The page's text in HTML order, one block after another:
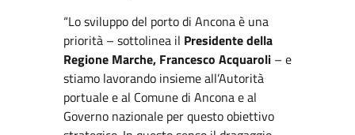
“Lo sviluppo del porto di Ancona è una
priorità – sottolinea il Presidente della
Regione Marche, Francesco Acquaroli – e
stiamo lavorando insieme all’Autorità
portuale e al Comune di Ancona e al
Governo nazionale per questo obiettivo